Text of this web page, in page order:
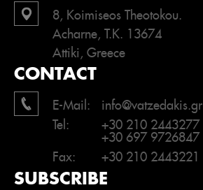
8, Koimiseos Theotokou.
Acharne, T.K. 13674
Attiki, Greece
CONTACT
E-Mail:
info@vatzedakis.gr
Tel:
+30 210 2443277
+30 697 9726847
Fax:
+30 210 2443221
SUBSCRIBE